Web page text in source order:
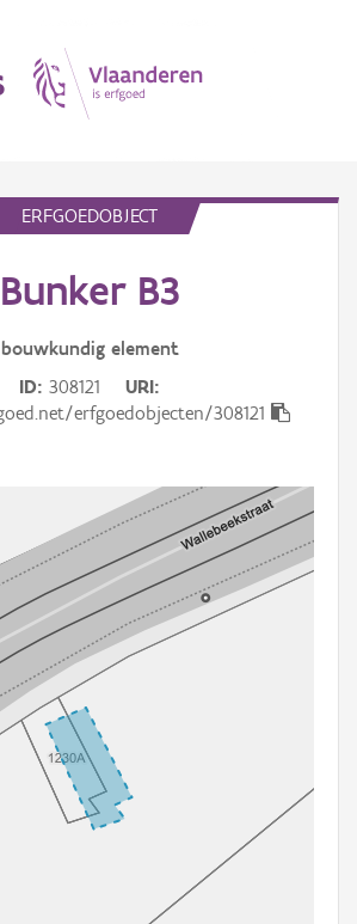
ERFGOEDOBJECT
Bunker B3
bouwkundig element
ID 308121
URI
erfgoedobjecten/308121